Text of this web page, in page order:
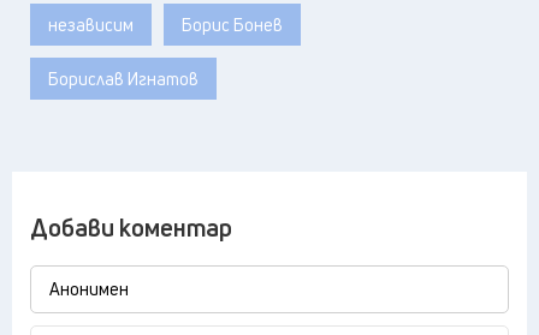
независим Борис Бонев
Борислав Игнатов
Добави коментар